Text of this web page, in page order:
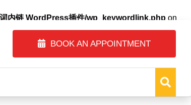
内链 WordPress插件/wp_keywordlink.php on
BOOK AN APPOINTMENT